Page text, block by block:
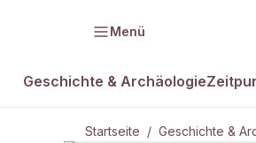
Menü
Geschichte & Archäologie
Startseite / Geschichte &